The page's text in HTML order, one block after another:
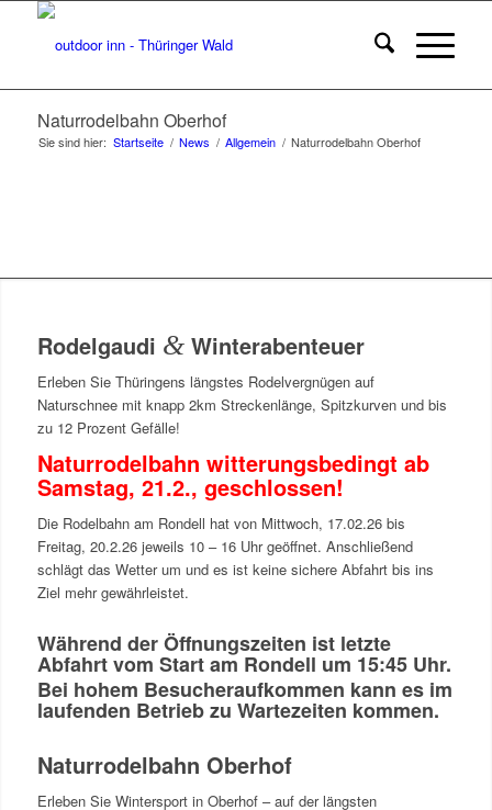
Naturrodelbahn Oberhof
Sie sind hier: Startseite / News / Allgemein / Naturrodelbahn Oberhof
Rodelgaudi &Winterabenteuer
Erleben Sie Thüringens längstes Rodelvergnügen auf
Naturschnee mit knapp 2km Streckenlänge, Spitzkurven und bis
zu 12 Prozent Gefälle!
Naturrodelbahn witterungsbedingt ab
Samstag, 21.2., geschlossen!
Die Rodelbahn am Rondell hat von Mittwoch, 17.02.26 bis
Freitag, 20.2.26 jeweils 10 – 16 Uhr geöffnet. Anschließend
schlägt das Wetter um und es ist keine sichere Abfahrt bis ins
Ziel mehr gewährleistet.
Während der Öffnungszeiten ist letzte
Abfahrt vom Start am Rondell um 15:45 Uhr.
Bei hohem Besucheraufkommen kann es im
laufenden Betrieb zu Wartezeiten kommen.
Naturrodelbahn Oberhof
Erleben Sie Wintersport in Oberhof – auf der längsten